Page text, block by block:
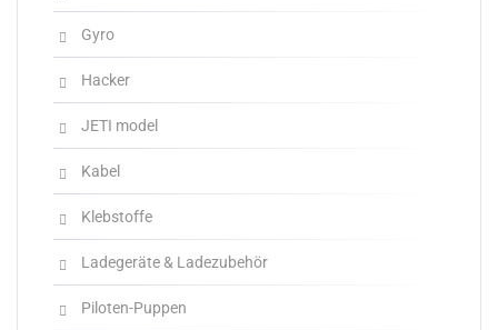
Gyro
Hacker
JETI model
Kabel
Klebstoffe
Ladegeräte & Ladezubehör
Piloten-Puppen